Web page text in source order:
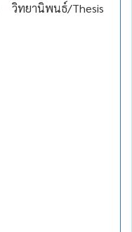
วิทยานิพนธ์/Thesis